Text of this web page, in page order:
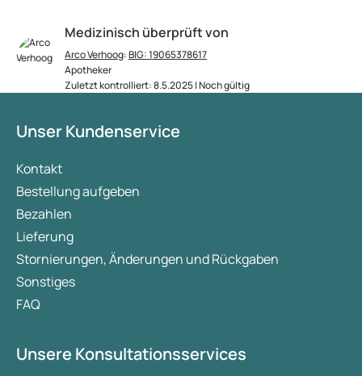
Medizinisch überprüft von
Arco Verhoog:BIG: 19065378617
Apotheker
Zuletzt kontrolliert: 8.5.2025 | Noch gültig
Unser Kundenservice
Kontakt
Bestellung aufgeben
Bezahlen
Lieferung
Stornierungen, Änderungen und Rückgaben
Sonstiges
FAQ
Unsere Konsultationsservices